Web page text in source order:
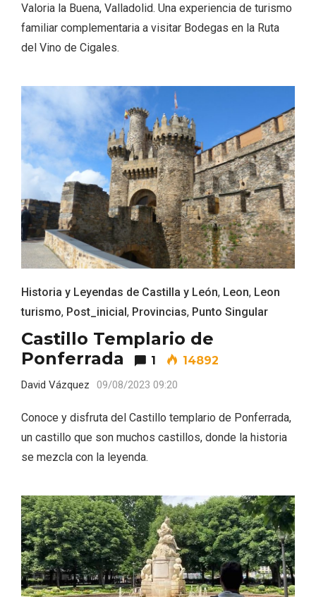
Valoria la Buena, Valladolid. Una experiencia de turismo
familiar complementaria a visitar Bodegas en la Ruta
del Vino de Cigales.
Historia y Leyendas de Castilla y León, Leon, Leon
turismo, Post_inicial, Provincias, Punto Singular
Castillo Templario de
Ponferrada
1 14892
David Vázquez 09/08/2023 09:20
Conoce y disfruta del Castillo templario de Ponferrada,
un castillo que son muchos castillos, donde la historia
se mezcla con la leyenda.
“Otros Vinos de Toro”
V Feria Europea del Queso 2026 en
Serrada